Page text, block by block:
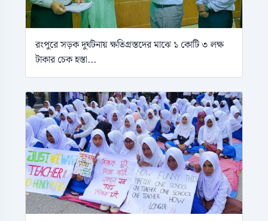
রংপুরে সড়ক দুর্ঘটনায় ক্ষতিগ্রস্তদের মাঝে ১ কোটি ৩ লক্ষ
টাকার চেক হস্তা...